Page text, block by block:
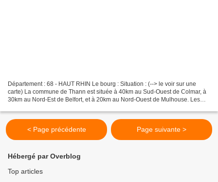
Département : 68 - HAUT RHIN Le bourg : Situation : (--> le voir sur une
carte) La commune de Thann est située à 40km au Sud-Ouest de Colmar, à
30km au Nord-Est de Belfort, et à 20km au Nord-Ouest de Mulhouse. Les
< Page précédente Page suivante >
Hébergé par Overblog
Top articles